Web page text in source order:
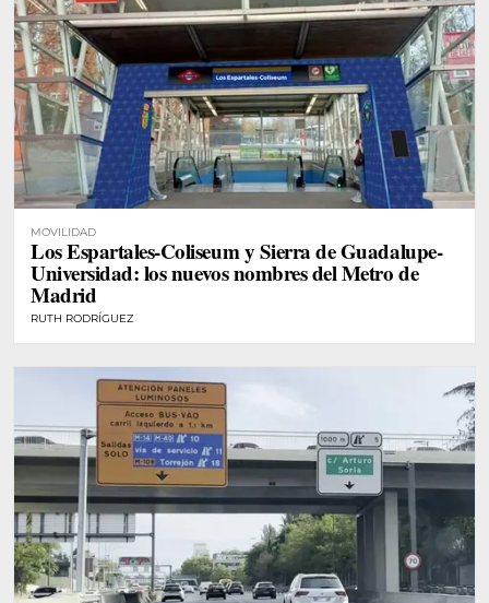
MOVILIDAD
Los Espartales-Coliseum y Sierra de Guadalupe-
Universidad: los nuevos nombres del Metro de
Madrid
RUTH RODRÍGUEZ